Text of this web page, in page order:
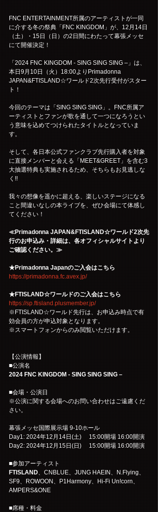
FNC ENTERTAINMENT所属のアーティストが一同
に介する冬の祭典「FNC KINGDOM」が、12月14日
（土）・15日（日）の2日間にわたって幕張メッセ
にて開催決定！
「2024 FNC KINGDOM - SING SING SING –」は、
本日9月10日（火）18:00よりPrimadonna
JAPAN&FTISLAND☆ワールド2次先行受付がスター
ト！
今回のテーマは「SING SING SING」。FNC所属ア
ーティストとファンが歌を通して一つになろうとい
う意味を込めてつけられたタイトルとなっていま
す。
そして、各日本公式ファンクラブ先行購入者を対象
に直接メンバーと会える「MEET&GREET」を含む3
大抽選特典も実施されるため、そちらもお見逃しな
く!!
我々の想像を遥かに超える、楽しいステージになる
こと間違いなしの本ライブを、ぜひ会場にて体感し
てください！
≪Primadonna JAPAN&FTISLAND☆ワールド2次先
行のお申込み・詳細は、各オフィシャルサイトより
ご確認ください。≫
★Primadonna Japanのご入会はこちら
https://primadonna.fc.avex.jp/
★FTISLAND☆ワールドのご入会はこちら
https://sp.ftisland.plusmember.jp/
※FTISLAND☆ワールド先行は、お申込み時点で有
効会員の方が申込対象となります。
※スマートフォンからのみ閲覧いただけます。
【公演情報】
■公演名
2024 FNC KINGDOM - SING SING SING –
■会場・公演日
※公演に関する会場へのお問い合わせはご遠慮くだ
さい。
幕張メッセ国際展示場 9-10ホール
Day1: 2024年12月14日(土)　 15:00開場 16:00開演
Day2: 2024年12月15日(日)　 15:00開場 16:00開演
■参加アーティスト
FTISLAND 、CNBLUE、JUNG HAEIN、N.Flying、
SF9、ROWOON、P1Harmony、Hi-Fi Un!corn、
AMPERS&ONE
■席種・料金